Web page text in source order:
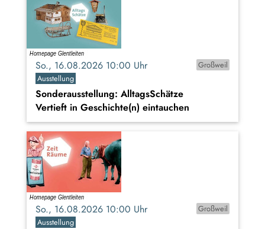
So., 16.08.2026 10:00 Uhr
Großweil
Ausstellung
Sonderausstellung: AlltagsSchätze
Vertieft in Geschichte(n) eintauchen
So., 16.08.2026 10:00 Uhr
Großweil
Ausstellung